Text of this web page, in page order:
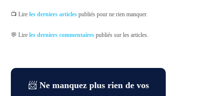
📺 Lireles derniers articles publiés pour ne rien manquer.
💬 Lireles derniers commentaires publiés sur les articles.
📨 Ne manquez plus rien de vos